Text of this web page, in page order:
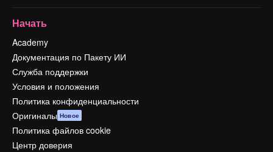
Начать
Academy
Документация по Пакету ИИ
Служба поддержки
Условия и положения
Политика конфиденциальности
Оригиналы Новое
Политика файлов cookie
Центр доверия